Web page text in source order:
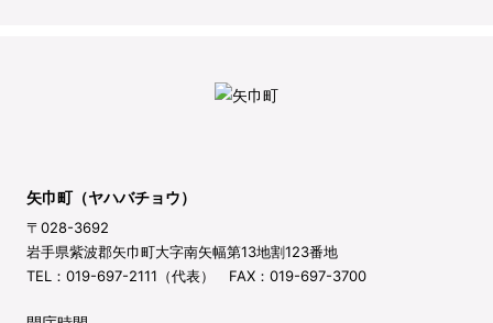
矢巾町（ヤハバチョウ）
〒028-3692
岩手県紫波郡矢巾町大字南矢幅第13地割123番地
TEL：019-697-2111（代表） FAX：019-697-3700